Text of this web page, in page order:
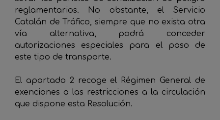
reglamentarios. No obstante, el Servicio
Catalán de Tráfico, siempre que no exista otra
vía alternativa, podrá conceder
autorizaciones especiales para el paso de
este tipo de transporte.
El apartado 2 recoge el Régimen General de
exenciones a las restricciones a la circulación
que dispone esta Resolución.